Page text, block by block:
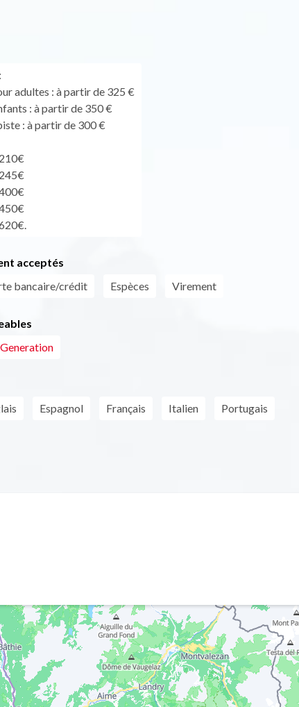
adultes : à partir de 325 €
: à partir de 350 €
: à partir de 300 €
acceptés
bancaire/crédit Espèces Virement
Espagnol Français Italien Portugais